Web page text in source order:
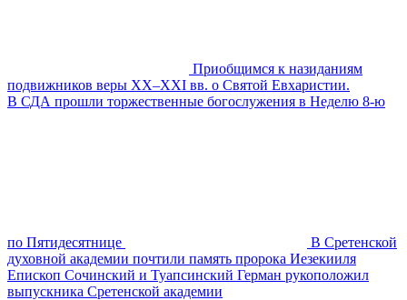
Приобщимся к назиданиям
подвижников веры XX–XXI вв. о Святой Евхаристии.
В СДА прошли торжественные богослужения в Неделю 8-ю
по Пятидесятнице
В Сретенской
духовной академии почтили память пророка Иезекииля
Епископ Сочинский и Туапсинский Герман рукоположил
выпускника Сретенской академии